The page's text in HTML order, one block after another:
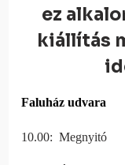
ez
kiállítás
Faluház udvara
10.00: Megnyitó